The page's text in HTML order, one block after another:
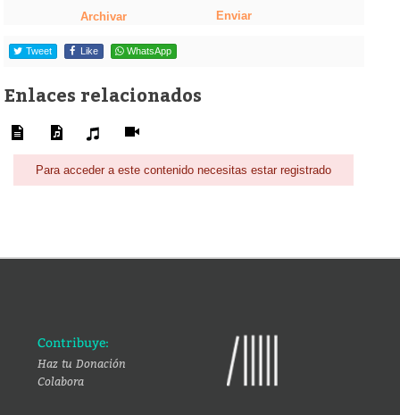
Archivar Enviar
Tweet Like WhatsApp
Enlaces relacionados
Para acceder a este contenido necesitas estar registrado
Contribuye:
Haz tu Donación
Colabora